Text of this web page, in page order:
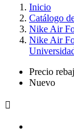
Inicio
Catálogo
Nike Air
Nike Air
Precio
Nuevo
